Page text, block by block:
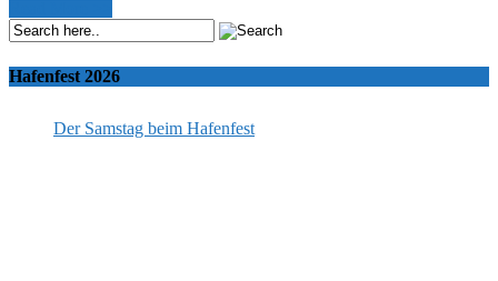
Hafenfest 2026
Der Samstag beim Hafenfest